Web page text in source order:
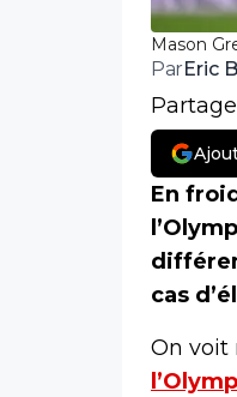
Mason
ParEric
En
cas
On voit